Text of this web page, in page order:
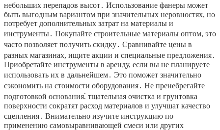
небольших перепадов высот․ Использование фанеры может
быть выгодным вариантом при значительных неровностях, но
потребует дополнительных затрат на материалы и
инструменты․ Покупайте строительные материалы оптом, это
часто позволяет получить скидку․ Сравнивайте цены в
разных магазинах, ищите акции и специальные предложения․
Приобретайте инструменты в аренду, если вы не планируете
использовать их в дальнейшем․ Это поможет значительно
сэкономить на стоимости оборудования․ Не пренебрегайте
подготовкой основания⁚ тщательная очистка и грунтовка
поверхности сократят расход материалов и улучшат качество
сцепления․ Внимательно изучите инструкцию по
применению самовыравнивающей смеси или других